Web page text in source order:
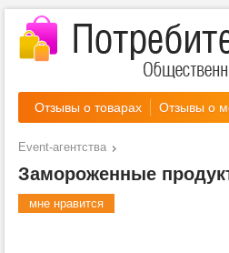
Отзывы о товарах Отзывы о
Event-агентства
Замороженные
мне нравится